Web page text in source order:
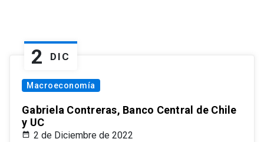
2 DIC
Macroeconomía
Gabriela Contreras, Banco Central de Chile
y UC
2 de Diciembre de 2022